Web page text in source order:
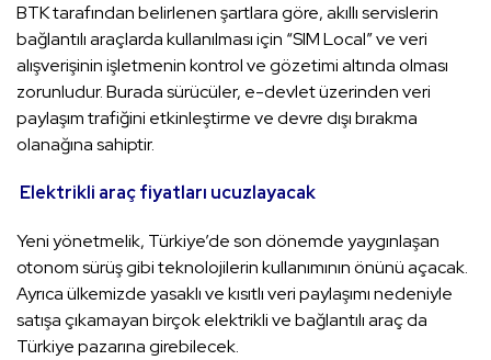
BTK tarafından belirlenen şartlara göre, akıllı servislerin
bağlantılı araçlarda kullanılması için “SIM Local” ve veri
alışverişinin işletmenin kontrol ve gözetimi altında olması
zorunludur. Burada sürücüler, e-devlet üzerinden veri
paylaşım trafiğini etkinleştirme ve devre dışı bırakma
olanağına sahiptir.
Elektrikli araç fiyatları ucuzlayacak
Yeni yönetmelik, Türkiye’de son dönemde yaygınlaşan
otonom sürüş gibi teknolojilerin kullanımının önünü açacak.
Ayrıca ülkemizde yasaklı ve kısıtlı veri paylaşımı nedeniyle
satışa çıkamayan birçok elektrikli ve bağlantılı araç da
Türkiye pazarına girebilecek.